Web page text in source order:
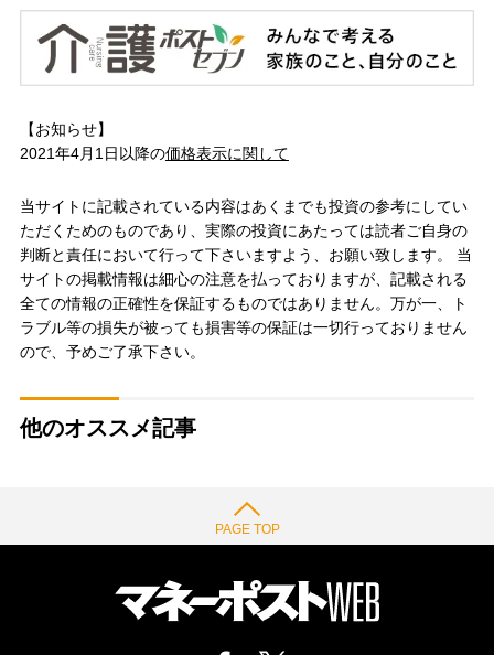
【お知らせ】
2021年4月1日以降の価格表示に関して
当サイトに記載されている内容はあくまでも投資の参考にしてい
ただくためのものであり、実際の投資にあたっては読者ご自身の
判断と責任において行って下さいますよう、お願い致します。 当
サイトの掲載情報は細心の注意を払っておりますが、記載される
全ての情報の正確性を保証するものではありません。万が一、ト
ラブル等の損失が被っても損害等の保証は一切行っておりません
ので、予めご了承下さい。
他のオススメ記事
PAGE TOP